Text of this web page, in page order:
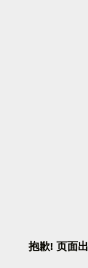
抱歉! 页面出